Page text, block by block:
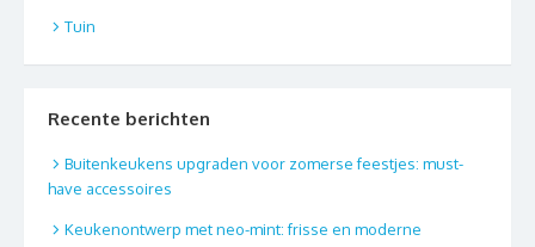
Tuin
Recente berichten
Buitenkeukens upgraden voor zomerse feestjes: must-
have accessoires
Keukenontwerp met neo-mint: frisse en moderne